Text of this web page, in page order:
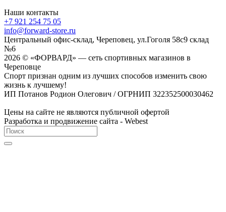
Наши контакты
+7 921 254 75 05
info@forward-store.ru
Центральный офис-склад, Череповец, ул.Гоголя 58с9 склад
№6
2026 © «ФОРВАРД» — сеть спортивных магазинов в
Череповце
Спорт признан одним из лучших способов изменить свою
жизнь к лучшему!
ИП Потанов Родион Олегович / ОГРНИП 322352500030462
Цены на сайте не являются публичной офертой
Разработка и продвижение сайта - Webest